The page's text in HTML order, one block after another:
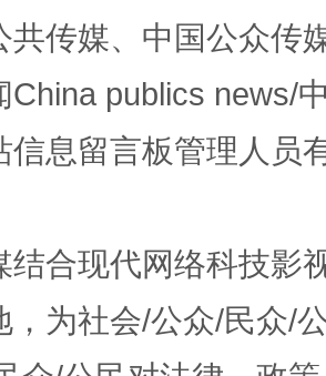
助力责任有效落实 一纸欠
共传媒、中国公众传
China publics news/
信息留言板管理人员
结合现代网络科技影
，为社会/公众/民众/